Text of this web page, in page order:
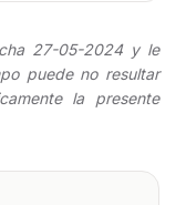
27-05-2024 y le
puede no resultar
la presente